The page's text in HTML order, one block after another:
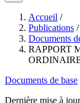
Accueil /
Publications /
Documents
RAPPORT
Documents de base
Dernière mise à jour